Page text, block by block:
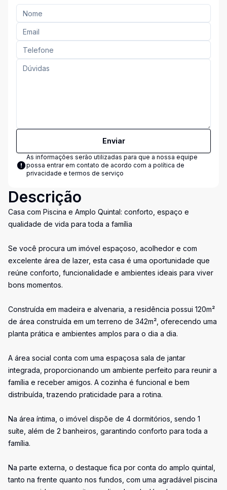
Enviar
As informações serão utilizadas para que a nossa equipe
possa entrar em contato de acordo com a política de
privacidade e termos de serviço
Descrição
Casa com Piscina e Amplo Quintal: conforto, espaço e
qualidade de vida para toda a família
Se você procura um imóvel espaçoso, acolhedor e com
excelente área de lazer, esta casa é uma oportunidade que
reúne conforto, funcionalidade e ambientes ideais para viver
bons momentos.
Construída em madeira e alvenaria, a residência possui 120m²
de área construída em um terreno de 342m², oferecendo uma
planta prática e ambientes amplos para o dia a dia.
A área social conta com uma espaçosa sala de jantar
integrada, proporcionando um ambiente perfeito para reunir a
família e receber amigos. A cozinha é funcional e bem
distribuída, trazendo praticidade para a rotina.
Na área íntima, o imóvel dispõe de 4 dormitórios, sendo 1
suíte, além de 2 banheiros, garantindo conforto para toda a
família.
Na parte externa, o destaque fica por conta do amplo quintal,
tanto na frente quanto nos fundos, com uma agradável piscina